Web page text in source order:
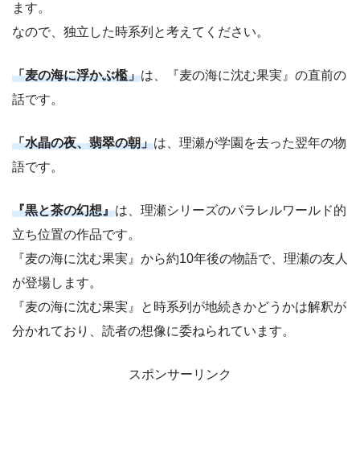
ます。
なので、独立した時系列と考えてください。
「麦の海に浮かぶ檻」は、『麦の海に沈む果実』の直前の
話です。
「水晶の夜、翡翠の朝」は、理瀬が学園を去った翌年の物
語です。
『黒と茶の幻想』は、理瀬シリーズのパラレルワールド的
立ち位置の作品です。
『麦の海に沈む果実』から約10年後の物語で、理瀬の友人
が登場します。
『麦の海に沈む果実』と時系列が地続きかどうかは解釈が
分かれており、読者の想像に委ねられています。
スポンサーリンク